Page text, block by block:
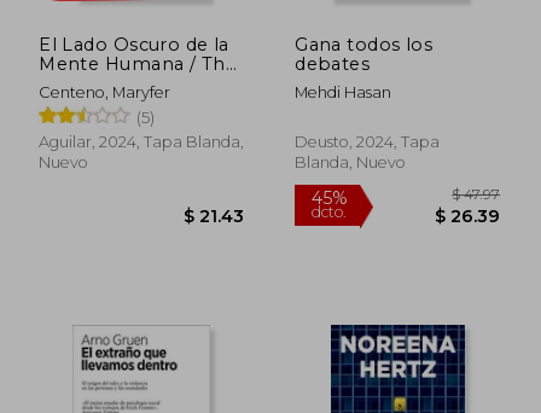
El Lado Oscuro de la
Mente Humana / The
Dark Side of the
Human Mind
Centeno, Maryfer
(5)
Aguilar, 2024, Tapa Blanda,
Nuevo
Gana todos los
debates
Mehdi Hasan
Deusto, 2024, Tapa
Blanda, Nuevo